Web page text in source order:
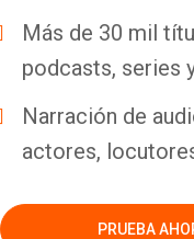
Más de 30 mil
podcasts, series
Narración de
actores,
PRUEBA